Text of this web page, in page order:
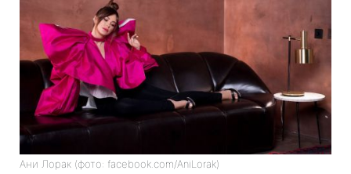
Ани Лорак (фото: facebook.com/AniLorak)